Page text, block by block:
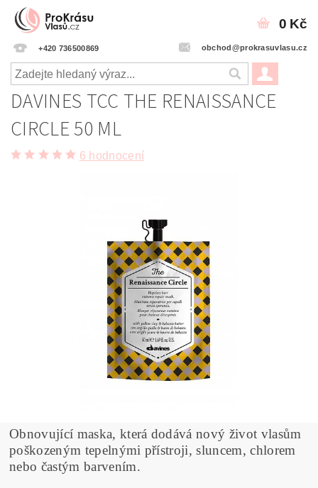
+420 736500869 obchod@prokrasuvlasu.cz
0 Kč
DAVINES TCC THE RENAISSANCE
CIRCLE 50 ML
6 hodnocení
Obnovující maska, která dodává nový život vlasům
poškozeným tepelnými přístroji, sluncem, chlorem
nebo častým barvením.